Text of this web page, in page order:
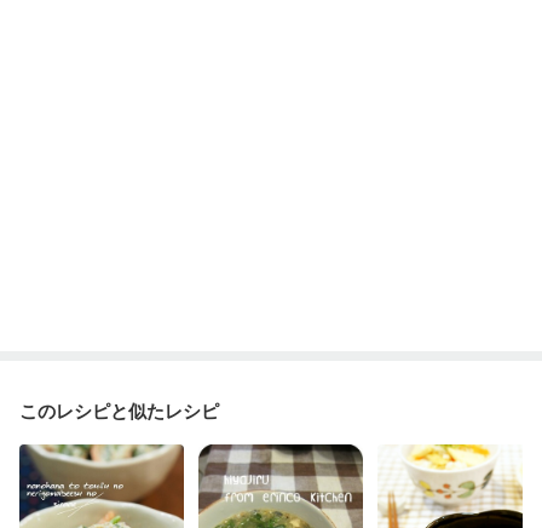
このレシピと似たレシピ